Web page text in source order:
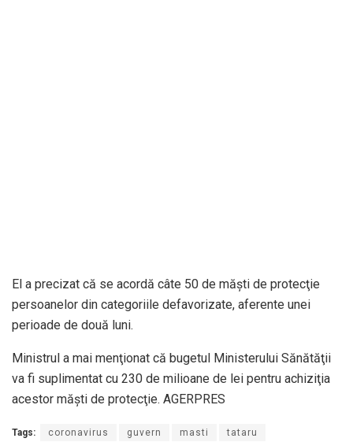
El a precizat că se acordă câte 50 de măşti de protecţie
persoanelor din categoriile defavorizate, aferente unei
perioade de două luni.
Ministrul a mai menţionat că bugetul Ministerului Sănătăţii
va fi suplimentat cu 230 de milioane de lei pentru achiziţia
acestor măşti de protecţie. AGERPRES
Tags: coronavirus guvern masti tataru